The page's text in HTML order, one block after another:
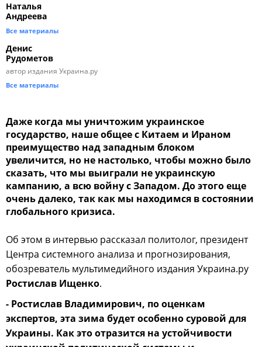
Наталья
Андреева
Все материалы
Денис
Рудометов
автор издания Украина.ру
Все материалы
Даже когда мы уничтожим украинское
государство, наше общее с Китаем и Ираном
преимущество над западным блоком
увеличится, но не настолько, чтобы можно было
сказать, что мы выиграли не украинскую
кампанию, а всю войну с Западом. До этого еще
очень далеко, так как мы находимся в состоянии
глобального кризиса.
Об этом в интервью рассказал политолог, президент
Центра системного анализа и прогнозирования,
обозреватель мультимедийного издания Украина.ру
Ростислав Ищенко.
- Ростислав Владимирович, по оценкам
экспертов, эта зима будет особенно суровой для
Украины. Как это отразится на устойчивости